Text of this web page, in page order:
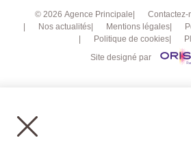
© 2026 Agence Principale Contactez-
Nos actualités
Mentions légales
Politique de cookies
Site designé par